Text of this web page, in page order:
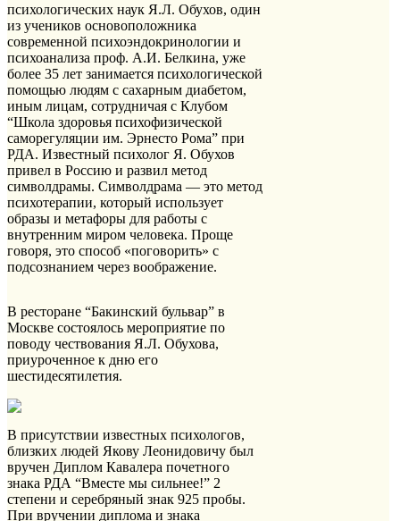
психологических наук Я.Л. Обухов, один
из учеников основоположника
современной психоэндокринологии и
психоанализа проф. А.И. Белкина, уже
более 35 лет занимается психологической
помощью людям с сахарным диабетом,
иным лицам, сотрудничая с Клубом
“Школа здоровья психофизической
саморегуляции им. Эрнесто Рома” при
РДА. Известный психолог Я. Обухов
привел в Россию и развил метод
символдрамы. Символдрама — это метод
психотерапии, который использует
образы и метафоры для работы с
внутренним миром человека. Проще
говоря, это способ «поговорить» с
подсознанием через воображение.
В ресторане “Бакинский бульвар” в
Москве состоялось мероприятие по
поводу чествования Я.Л. Обухова,
приуроченное к дню его
шестидесятилетия.
В присутствии известных психологов,
близких людей Якову Леонидовичу был
вручен Диплом Кавалера почетного
знака РДА “Вместе мы сильнее!” 2
степени и серебряный знак 925 пробы.
При вручении диплома и знака